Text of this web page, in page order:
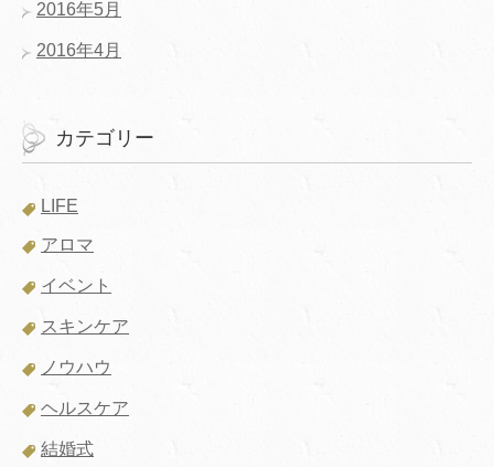
2016年5月
2016年4月
カテゴリー
LIFE
アロマ
イベント
スキンケア
ノウハウ
ヘルスケア
結婚式